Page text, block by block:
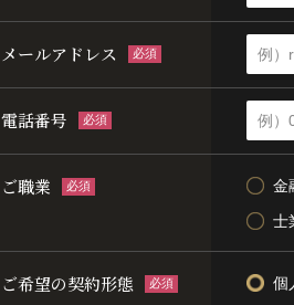
メールアドレス 必須
電話番号 必須
ご職業 必須 金
士
ご希望の契約形態 必須 個